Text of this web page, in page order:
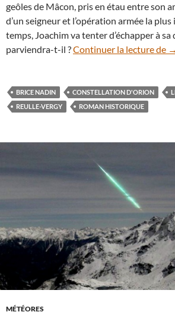
geôles de Mâcon, pris en étau entre son
d’un seigneur et l’opération armée la
temps, Joachim va tenter d’échapper à sa
parviendra-t-il ?Continuer la lecture de →
BRICE NADIN CONSTELLATION D'ORION
REULLE-VERGY
ROMAN HISTORIQUE
MÉTÉORES